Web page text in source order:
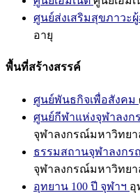
ศูนย์ส่งเสริมสุขภาวะผู้
อายุ
พื้นที่สร้างสรรค์
ศูนย์พันธกิจเพื่อสังคม
ศูนย์กีฬาแห่งจุฬาลง
จุฬาลงกรณ์มหาวิทยา
ธรรมสถานจุฬาลงก
จุฬาลงกรณ์มหาวิทยา
อุทยาน 100 ปี จุฬาฯ อุ